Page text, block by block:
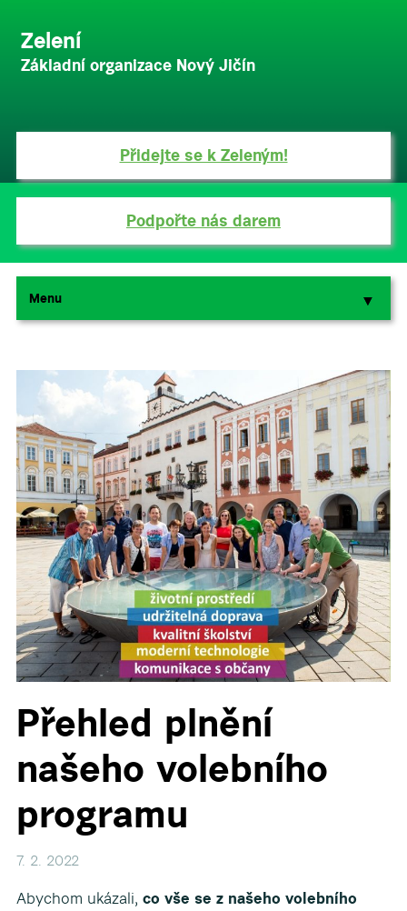
Zelení
Základní organizace Nový Jičín
Přidejte se k Zeleným!
Podpořte nás darem
Menu ▼
▼
▼
▼
▼
▼
▼
Přehled plnění
našeho volebního
programu
7. 2. 2022
Abychom ukázali, co vše se z našeho volebního